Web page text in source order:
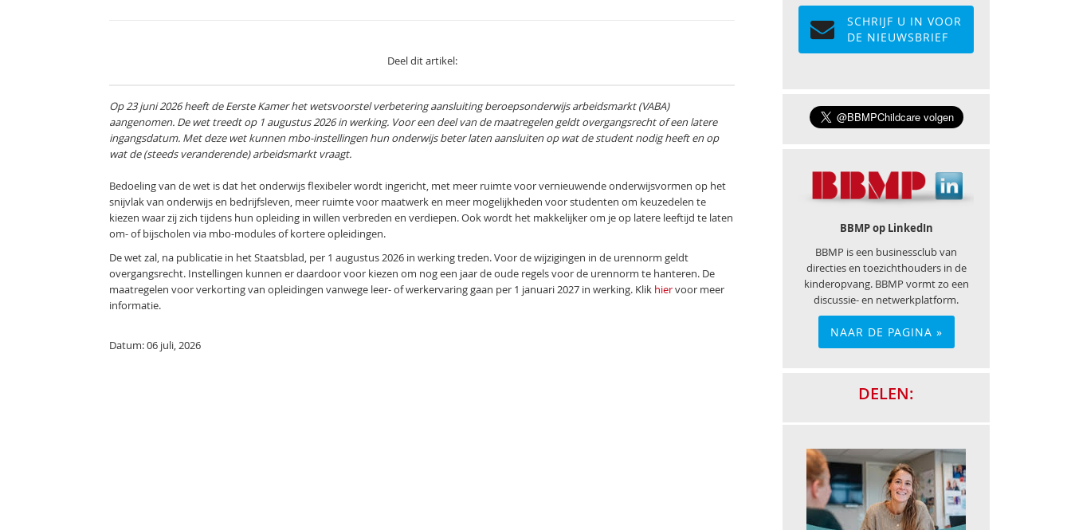
Deel dit artikel:
Op 23 juni 2026 heeft de Eerste Kamer het wetsvoorstel verbetering aansluiting beroepsonderwijs arbeidsmarkt (VABA)
aangenomen. De wet treedt op 1 augustus 2026 in werking. Voor een deel van de maatregelen geldt overgangsrecht of een latere
ingangsdatum. Met deze wet kunnen mbo-instellingen hun onderwijs beter laten aansluiten op wat de student nodig heeft en op
wat de (steeds veranderende) arbeidsmarkt vraagt.
Bedoeling van de wet is dat het onderwijs flexibeler wordt ingericht, met meer ruimte voor vernieuwende onderwijsvormen op het
snijvlak van onderwijs en bedrijfsleven, meer ruimte voor maatwerk en meer mogelijkheden voor studenten om keuzedelen te
kiezen waar zij zich tijdens hun opleiding in willen verbreden en verdiepen. Ook wordt het makkelijker om je op latere leeftijd te laten
om- of bijscholen via mbo-modules of kortere opleidingen.
De wet zal, na publicatie in het Staatsblad, per 1 augustus 2026 in werking treden. Voor de wijzigingen in de urennorm geldt
overgangsrecht. Instellingen kunnen er daardoor voor kiezen om nog een jaar de oude regels voor de urennorm te hanteren. De
maatregelen voor verkorting van opleidingen vanwege leer- of werkervaring gaan per 1 januari 2027 in werking. Klik hiervoor meer
informatie.
Datum: 06 juli, 2026
SCHRIJF U IN VOOR
DE NIEUWSBRIEF
BBMP op LinkedIn
BBMP is een businessclub van
directies en toezichthouders in de
kinderopvang. BBMP vormt zo een
discussie- en netwerkplatform.
NAAR DE PAGINA »
DELEN: